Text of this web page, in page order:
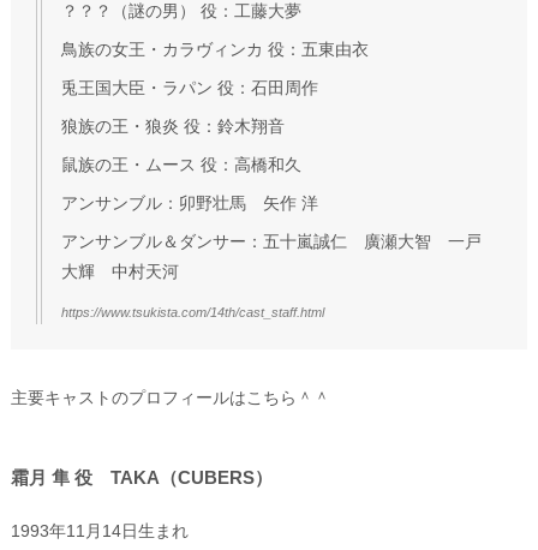
？？？（謎の男） 役：工藤大夢
鳥族の女王・カラヴィンカ 役：五東由衣
兎王国大臣・ラパン 役：石田周作
狼族の王・狼炎 役：鈴木翔音
鼠族の王・ムース 役：高橋和久
アンサンブル：卯野壮馬 矢作 洋
アンサンブル＆ダンサー：五十嵐誠仁 廣瀬大智 一戸
大輝 中村天河
https://www.tsukista.com/14th/cast_staff.html
主要キャストのプロフィールはこちら＾＾
霜月 隼 役 TAKA（CUBERS）
1993年11月14日生まれ